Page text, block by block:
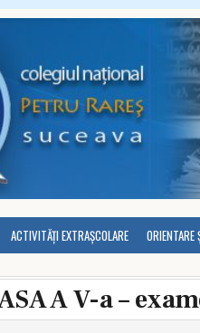
ACTIVITĂȚI EXTRAȘCOLARE ORIENTARE
A V-a –